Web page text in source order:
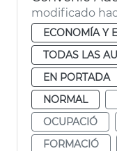
modificado
ECONOMÍA Y
TODAS LAS
EN PORTADA
NORMAL
OCUPACIÓ
FORMACIÓ